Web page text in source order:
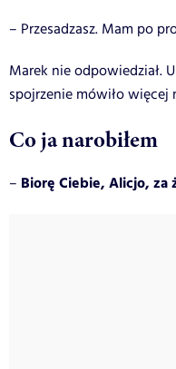
– Przesadzasz. Mam po
Marek nie odpowiedział.
spojrzenie mówiło więcej
Co ja narobiłem
– Biorę Ciebie, Alicjo, za